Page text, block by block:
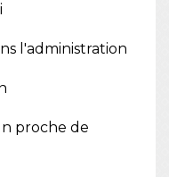
l'administration
proche de